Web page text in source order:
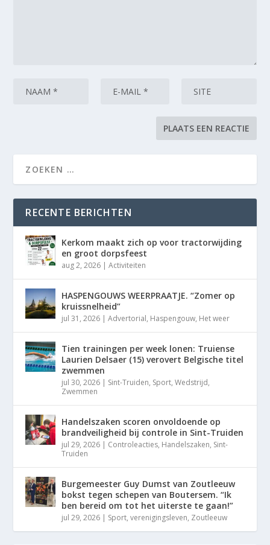
RECENTE BERICHTEN
Kerkom maakt zich op voor tractorwijding
en groot dorpsfeest
aug 2, 2026 |Activiteiten
HASPENGOUWS WEERPRAATJE. “Zomer op
kruissnelheid”
jul 31, 2026 |Advertorial, Haspengouw, Het weer
Tien trainingen per week lonen: Truiense
Laurien Delsaer (15) verovert Belgische titel
zwemmen
jul 30, 2026 | Sint-Truiden, Sport,Wedstrijd,
Zwemmen
Handelszaken scoren onvoldoende op
brandveiligheid bij controle in Sint-Truiden
jul 29, 2026 | Controleacties, Handelszaken, Sint-
Truiden
Burgemeester Guy Dumst van Zoutleeuw
bokst tegen schepen van Boutersem. “Ik
ben bereid om tot het uiterste te gaan!”
jul 29, 2026 | Sport,verenigingsleven, Zoutleeuw